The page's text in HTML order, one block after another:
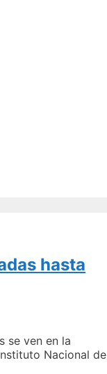
hasta
se ven en la
Nacional de